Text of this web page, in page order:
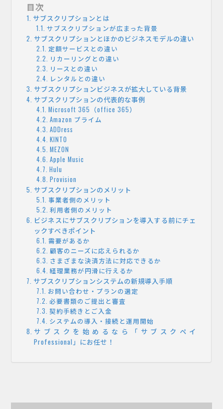
目次
サブスクリプションとは
サブスクリプションが広まった背景
サブスクリプションとほかのビジネスモデルの違い
定額サービスとの違い
リカーリングとの違い
リースとの違い
レンタルとの違い
サブスクリプションビジネスが拡大している背景
サブスクリプションの代表的な事例
Microsoft 365（office 365）
Amazon プライム
ADDress
KINTO
MEZON
Apple Music
Hulu
Provision
サブスクリプションのメリット
事業者側のメリット
利用者側のメリット
ビジネスにサブスクリプションを導入する前にチェ
ックすべきポイント
需要があるか
顧客のニーズに応えられるか
さまざまな決済方法に対応できるか
経理業務が円滑に行えるか
サブスクリプションシステムの新規導入手順
お問い合わせ・プランの選定
必要書類のご提出と審査
契約手続きとご入金
システムの導入・接続と運用開始
サブスクを始めるなら「サブスクペイ
Professional」にお任せ！